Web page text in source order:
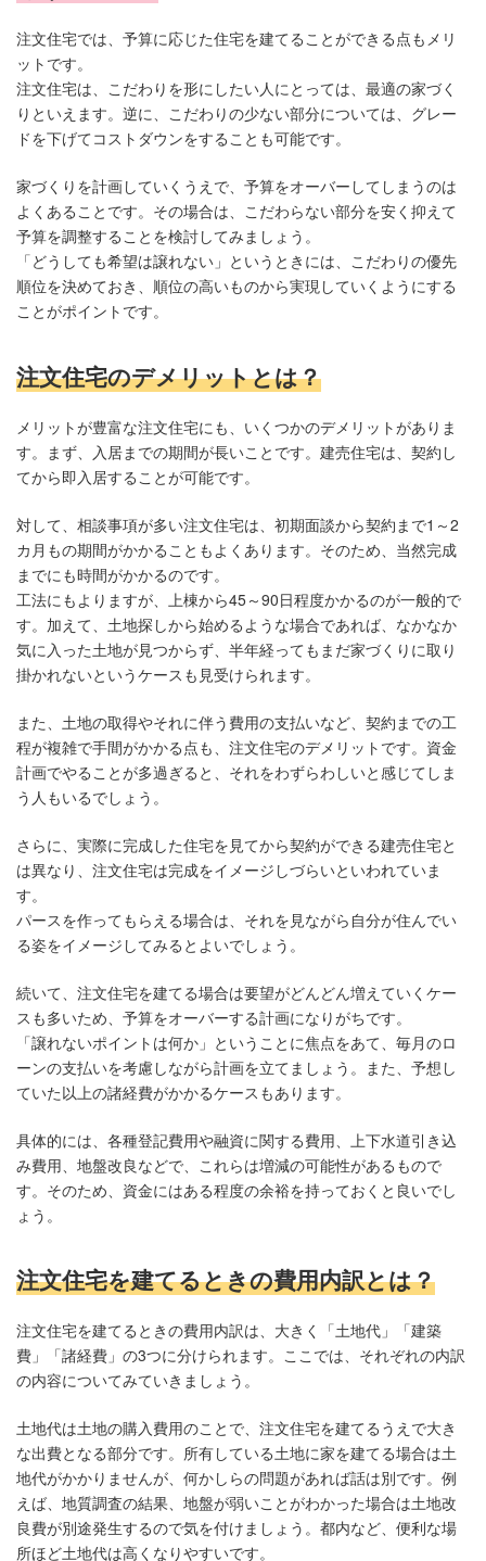
注文住宅では、予算に応じた住宅を建てることができる点もメリ
ットです。
注文住宅は、こだわりを形にしたい人にとっては、最適の家づく
りといえます。逆に、こだわりの少ない部分については、グレー
ドを下げてコストダウンをすることも可能です。
家づくりを計画していくうえで、予算をオーバーしてしまうのは
よくあることです。その場合は、こだわらない部分を安く抑えて
予算を調整することを検討してみましょう。
「どうしても希望は譲れない」というときには、こだわりの優先
順位を決めておき、順位の高いものから実現していくようにする
ことがポイントです。
注文住宅のデメリットとは？
メリットが豊富な注文住宅にも、いくつかのデメリットがありま
す。まず、入居までの期間が長いことです。建売住宅は、契約し
てから即入居することが可能です。
対して、相談事項が多い注文住宅は、初期面談から契約まで1～2
カ月もの期間がかかることもよくあります。そのため、当然完成
までにも時間がかかるのです。
工法にもよりますが、上棟から45～90日程度かかるのが一般的で
す。加えて、土地探しから始めるような場合であれば、なかなか
気に入った土地が見つからず、半年経ってもまだ家づくりに取り
掛かれないというケースも見受けられます。
また、土地の取得やそれに伴う費用の支払いなど、契約までの工
程が複雑で手間がかかる点も、注文住宅のデメリットです。資金
計画でやることが多過ぎると、それをわずらわしいと感じてしま
う人もいるでしょう。
さらに、実際に完成した住宅を見てから契約ができる建売住宅と
は異なり、注文住宅は完成をイメージしづらいといわれていま
す。
パースを作ってもらえる場合は、それを見ながら自分が住んでい
る姿をイメージしてみるとよいでしょう。
続いて、注文住宅を建てる場合は要望がどんどん増えていくケー
スも多いため、予算をオーバーする計画になりがちです。
「譲れないポイントは何か」ということに焦点をあて、毎月のロ
ーンの支払いを考慮しながら計画を立てましょう。また、予想し
ていた以上の諸経費がかかるケースもあります。
具体的には、各種登記費用や融資に関する費用、上下水道引き込
み費用、地盤改良などで、これらは増減の可能性があるもので
す。そのため、資金にはある程度の余裕を持っておくと良いでし
ょう。
注文住宅を建てるときの費用内訳とは？
注文住宅を建てるときの費用内訳は、大きく「土地代」「建築
費」「諸経費」の3つに分けられます。ここでは、それぞれの内訳
の内容についてみていきましょう。
土地代は土地の購入費用のことで、注文住宅を建てるうえで大き
な出費となる部分です。所有している土地に家を建てる場合は土
地代がかかりませんが、何かしらの問題があれば話は別です。例
えば、地質調査の結果、地盤が弱いことがわかった場合は土地改
良費が別途発生するので気を付けましょう。都内など、便利な場
所ほど土地代は高くなりやすいです。